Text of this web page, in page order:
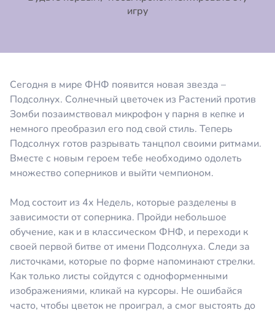
Сегодня в мире ФНФ появится новая звезда –
Подсолнух. Солнечный цветочек из Растений против
Зомби позаимствовал микрофон у парня в кепке и
немного преобразил его под свой стиль. Теперь
Подсолнух готов разрывать танцпол своими ритмами.
Вместе с новым героем тебе необходимо одолеть
множество соперников и выйти чемпионом.
Мод состоит из 4х Недель, которые разделены в
зависимости от соперника. Пройди небольшое
обучение, как и в классическом ФНФ, и переходи к
своей первой битве от имени Подсолнуха. Следи за
листочками, которые по форме напоминают стрелки.
Как только листы сойдутся с одноформенными
изображениями, кликай на курсоры. Не ошибайся
часто, чтобы цветок не проиграл, а смог выстоять до
игру